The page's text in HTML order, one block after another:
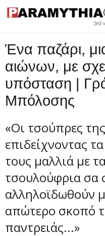
Ένα παζάρι,
αιώνων, με
υπόσταση |
Μπόλοσης
«Οι τσούπρες
επιδείχνοντας
τους μαλλιά με
τσουλούφρια σα
αλληλοϊδωθούν
απώτερο σκοπό
παντρειάς...»